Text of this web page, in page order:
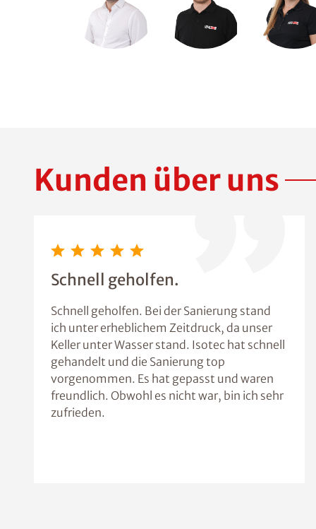
Kunden über uns
Schnell geholfen.
Schnell geholfen. Bei der Sanierung stand
ich unter erheblichem Zeitdruck, da unser
Keller unter Wasser stand. Isotec hat schnell
gehandelt und die Sanierung top
vorgenommen. Es hat gepasst und waren
freundlich. Obwohl es nicht war, bin ich sehr
zufrieden.